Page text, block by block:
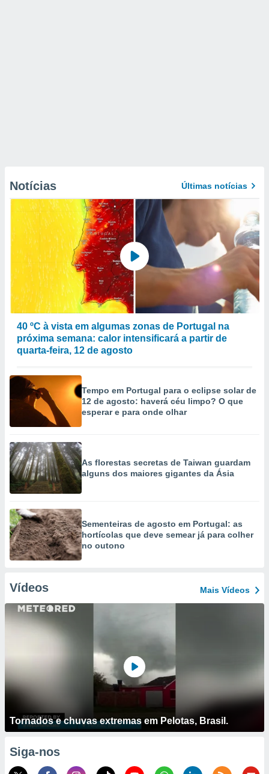
Notícias Últimas notícias
40 ºC à vista em algumas zonas de Portugal na
próxima semana: calor intensificará a partir de
quarta-feira, 12 de agosto
Tempo em Portugal para o eclipse solar de
12 de agosto: haverá céu limpo? O que
esperar e para onde olhar
As florestas secretas de Taiwan guardam
alguns dos maiores gigantes da Ásia
Sementeiras de agosto em Portugal: as
hortícolas que deve semear já para colher
no outono
Vídeos Mais Vídeos
Tornados e chuvas extremas em Pelotas, Brasil.
Siga-nos